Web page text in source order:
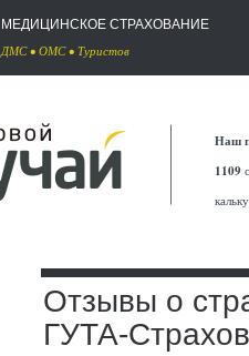
МЕДИЦИНСКОЕ СТРАХОВАНИЕ
ДМС• ОМС• Туристов
Наш
1109
Отзывы о
ГУТА-